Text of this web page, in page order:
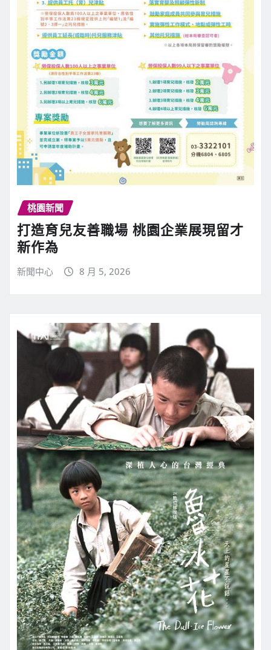
桃園新聞
打造育兒友善職場 桃園企業展現留才
新作為
新聞中心 8 月 5, 2026